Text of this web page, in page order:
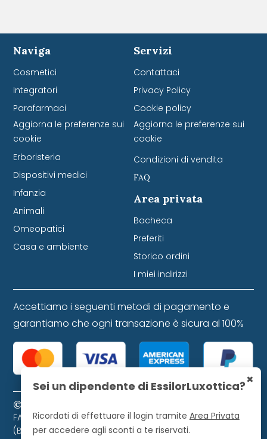
Naviga
Cosmetici
Integratori
Parafarmaci
Aggiorna le preferenze sui
cookie
Erboristeria
Dispositivi medici
Infanzia
Animali
Omeopatici
Casa e ambiente
Servizi
Contattaci
Privacy Policy
Cookie policy
Aggiorna le preferenze sui
cookie
Condizioni di vendita
FAQ
Area privata
Bacheca
Preferiti
Storico ordini
I miei indirizzi
Accettiamo i seguenti metodi di pagamento e
garantiamo che ogni transazione è sicura al 100%
© 2024 Farmacia Favretti S.r.l. P. IVA 01271120253
FARMACIA FAVRETTI S.R.L. Piazza Libertà, 9 - 32021 Agordo
(BL). Farmacista direttore iscritto all'Ordine dei
×
Sei un dipendente di EssilorLuxottica?
Ricordati di effettuare il login tramite Area Privata
per accedere agli sconti a te riservati.